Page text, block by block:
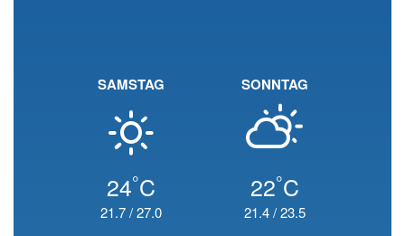
SAMSTAG
24°C
21.7/27.0
SONNTAG
22°C
21.4/23.5